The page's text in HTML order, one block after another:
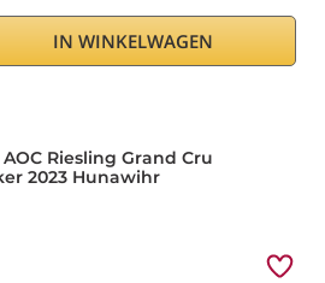
IN WINKELWAGEN
2023 Hunawihr